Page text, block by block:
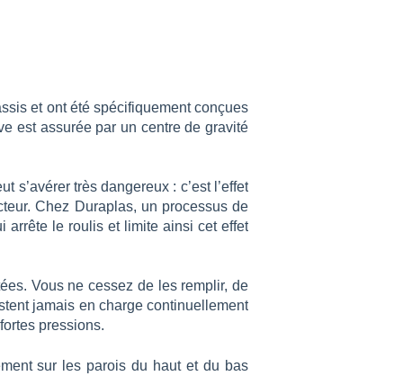
et ont été spécifiquement conçues
est assurée par un centre de gravité
s’avérer très dangereux : c’est l’effet
Chez Duraplas, un processus de
arrête le roulis et limite ainsi cet effet
Vous ne cessez de les remplir, de
jamais en charge continuellement
pressions.
sur les parois du haut et du bas